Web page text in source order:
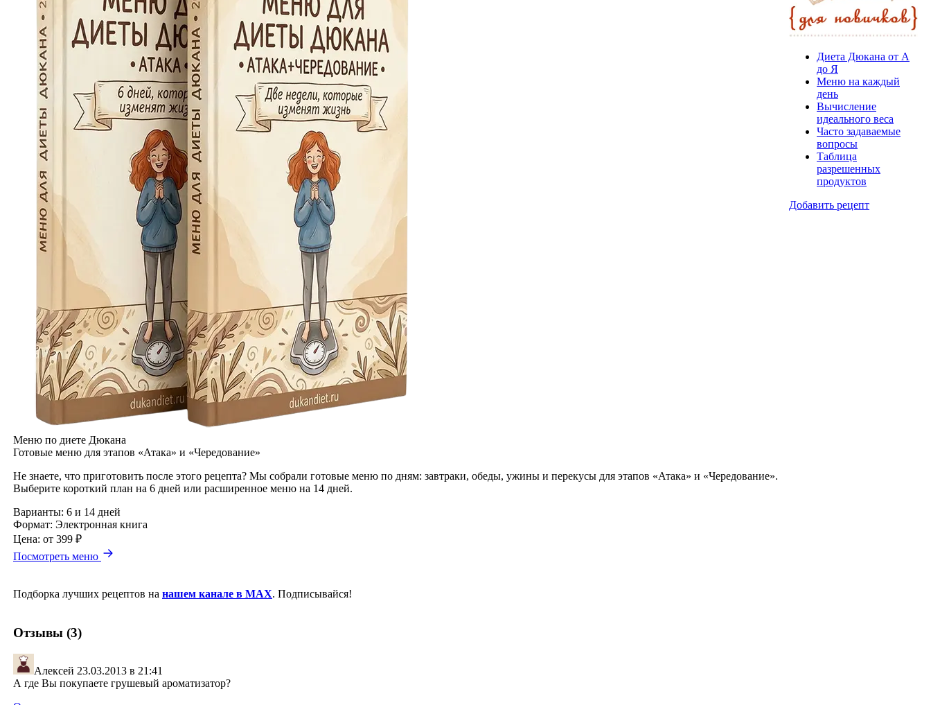
Меню по диете Дюкана
Готовые меню для этапов «Атака» и «Чередование»
Не знаете, что приготовить после этого рецепта? Мы собрали готовые меню по дням: завтраки, обеды, ужины и перекусы для этапов «Атака» и «Чередование».
Выберите короткий план на 6 дней или расширенное меню на 14 дней.
Варианты: 6 и 14 дней
Формат: Электронная книга
Цена: от 399 ₽
Посмотреть меню
Подборка лучших рецептов на нашем канале в MAX. Подписывайся!
Отзывы (3)
Алексей 23.03.2013 в 21:41
А где Вы покупаете грушевый ароматизатор?
Диета Дюкана от А
до Я
Меню на каждый
день
Вычисление
идеального веса
Часто задаваемые
вопросы
Таблица
разрешенных
продуктов
Добавить рецепт